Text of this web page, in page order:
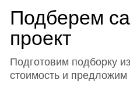
Подберем
проект
Подготовим подборку
стоимость и